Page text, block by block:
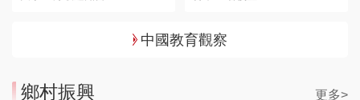
中國教育觀察
鄉村振興 更多>